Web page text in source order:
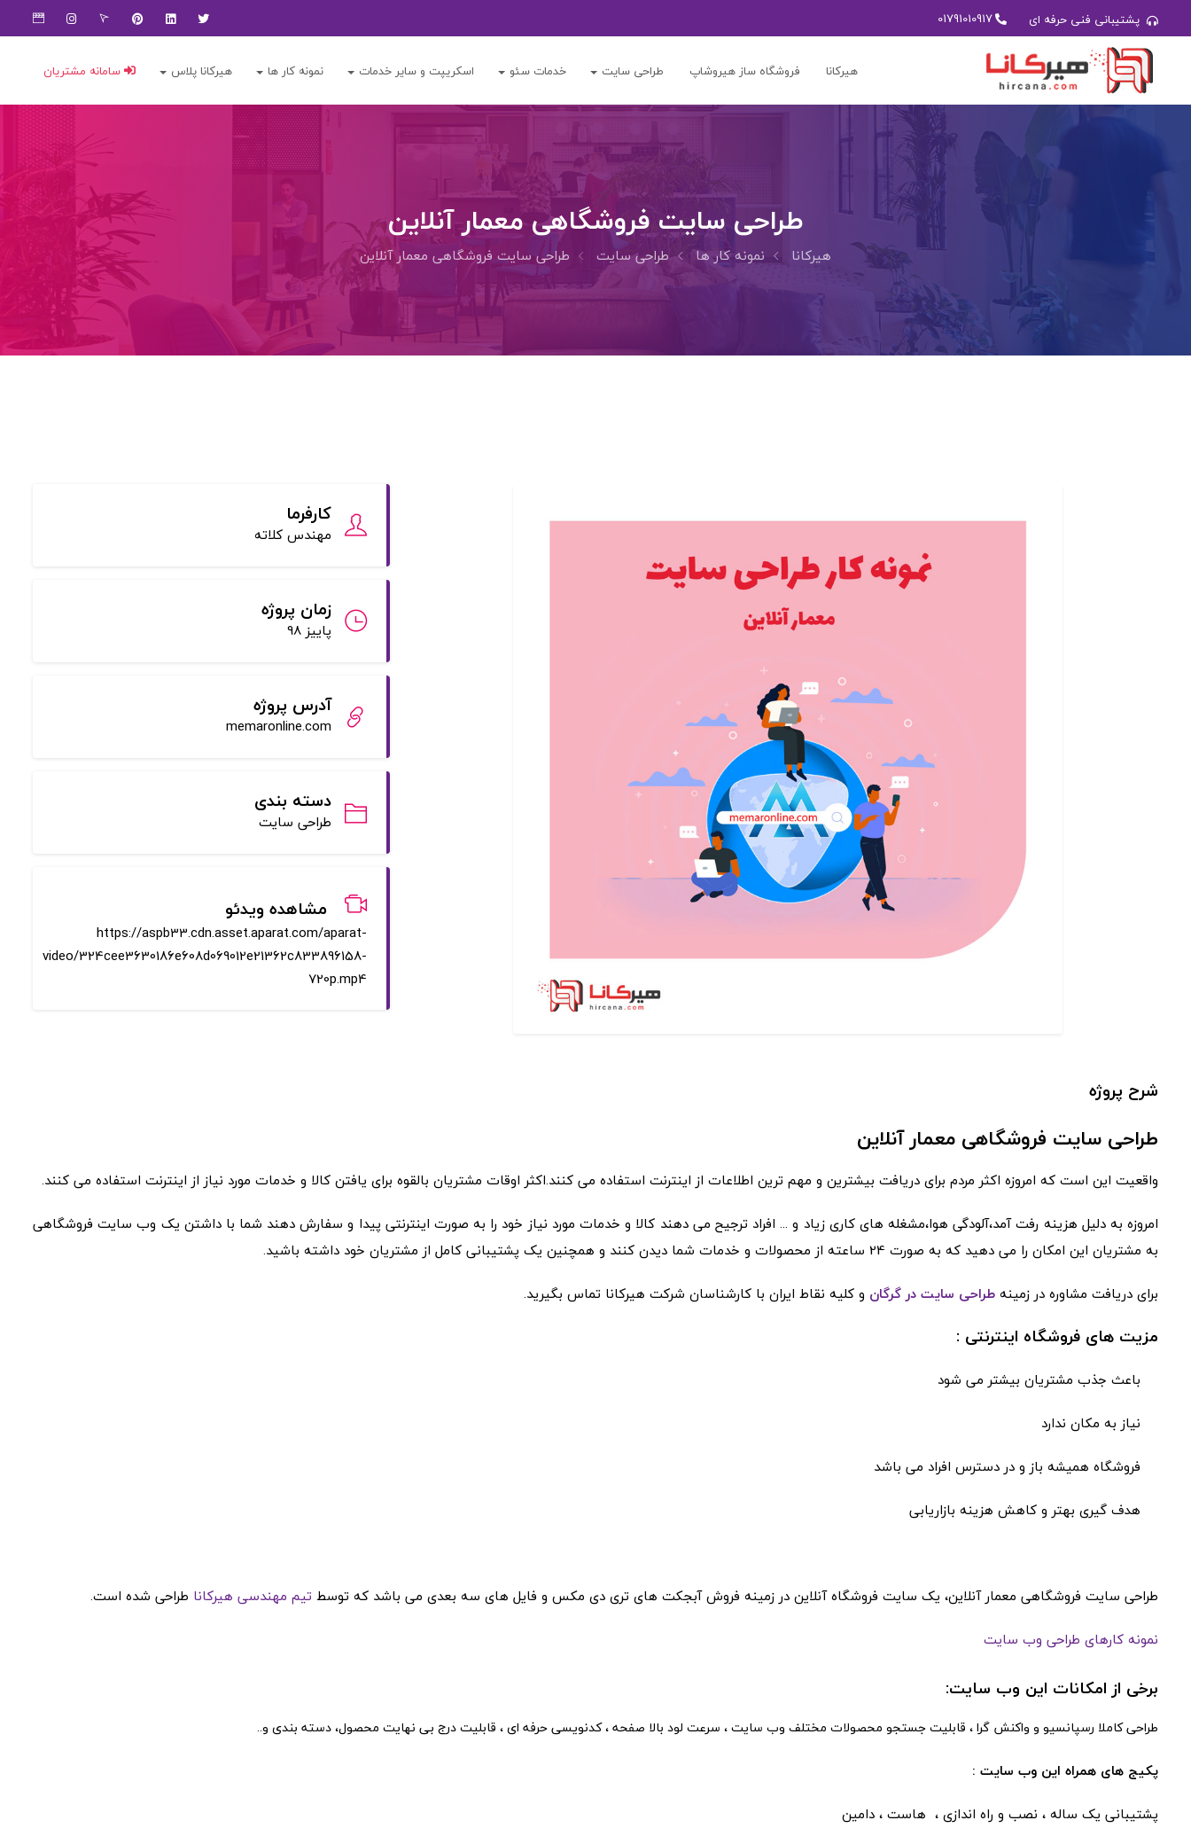
پشتیبانی فنی حرفه ای 01791010917
هیرکانا فروشگاه ساز هیروشاپ طراحی سایت خدمات سئو اسکریپت و سایر خدمات نمونه کار ها هیرکانا پلاس سامانه مشتریان
طراحی سایت فروشگاهی معمار آنلاین
هیرکانا نمونه کار ها طراحی سایت طراحی سایت فروشگاهی معمار آنلاین
کارفرما
مهندس کلاته
زمان پروژه
پاییز 98
آدرس پروژه
memaronline.com
دسته بندی
طراحی سایت
مشاهده ویدئو
https://aspb33.cdn.asset.aparat.com/aparat-
video/324cee3630186e608d069012e21362c833896158-
720p.mp4
شرح پروژه
طراحی سایت فروشگاهی معمار آنلاین
واقعیت این است که امروزه اکثر مردم برای دریافت بیشترین و مهم ترین اطلاعات از اینترنت استفاده می کنند.اکثر اوقات مشتریان بالقوه برای یافتن کالا و خدمات مورد نیاز از اینترنت استفاده می کنند.
امروزه به دلیل هزینه رفت آمد،آلودگی هوا،مشغله های کاری زیاد و ... افراد ترجیح می دهند کالا و خدمات مورد نیاز خود را به صورت اینترنتی پیدا و سفارش دهند شما با داشتن یک وب سایت فروشگاهی
به مشتریان این امکان را می دهید که به صورت 24 ساعته از محصولات و خدمات شما دیدن کنند و همچنین یک پشتیبانی کامل از مشتریان خود داشته باشید.
برای دریافت مشاوره در زمینهطراحی سایت در گرگان و کلیه نقاط ایران با کارشناسان شرکت هیرکانا تماس بگیرید.
مزیت های فروشگاه اینترنتی :
باعث جذب مشتریان بیشتر می شود
نیاز به مکان ندارد
فروشگاه همیشه باز و در دسترس افراد می باشد
هدف گیری بهتر و کاهش هزینه بازاریابی
طراحی سایت فروشگاهی معمار آنلاین، یک سایت فروشگاه آنلاین در زمینه فروش آبجکت های تری دی مکس و فایل های سه بعدی می باشد که توسط تیم مهندسی هیرکانا طراحی شده است.
نمونه کارهای طراحی وب سایت
برخی از امکانات این وب سایت:
طراحی کاملا رسپانسیو و واکنش گرا ، قابلیت جستجو محصولات مختلف وب سایت ، سرعت لود بالا صفحه ، کدنویسی حرفه ای ، قابلیت درج بی نهایت محصول، دسته بندی و..
پکیج های همراه این وب سایت :
پشتیبانی یک ساله ، نصب و راه اندازی ، هاست ، دامین